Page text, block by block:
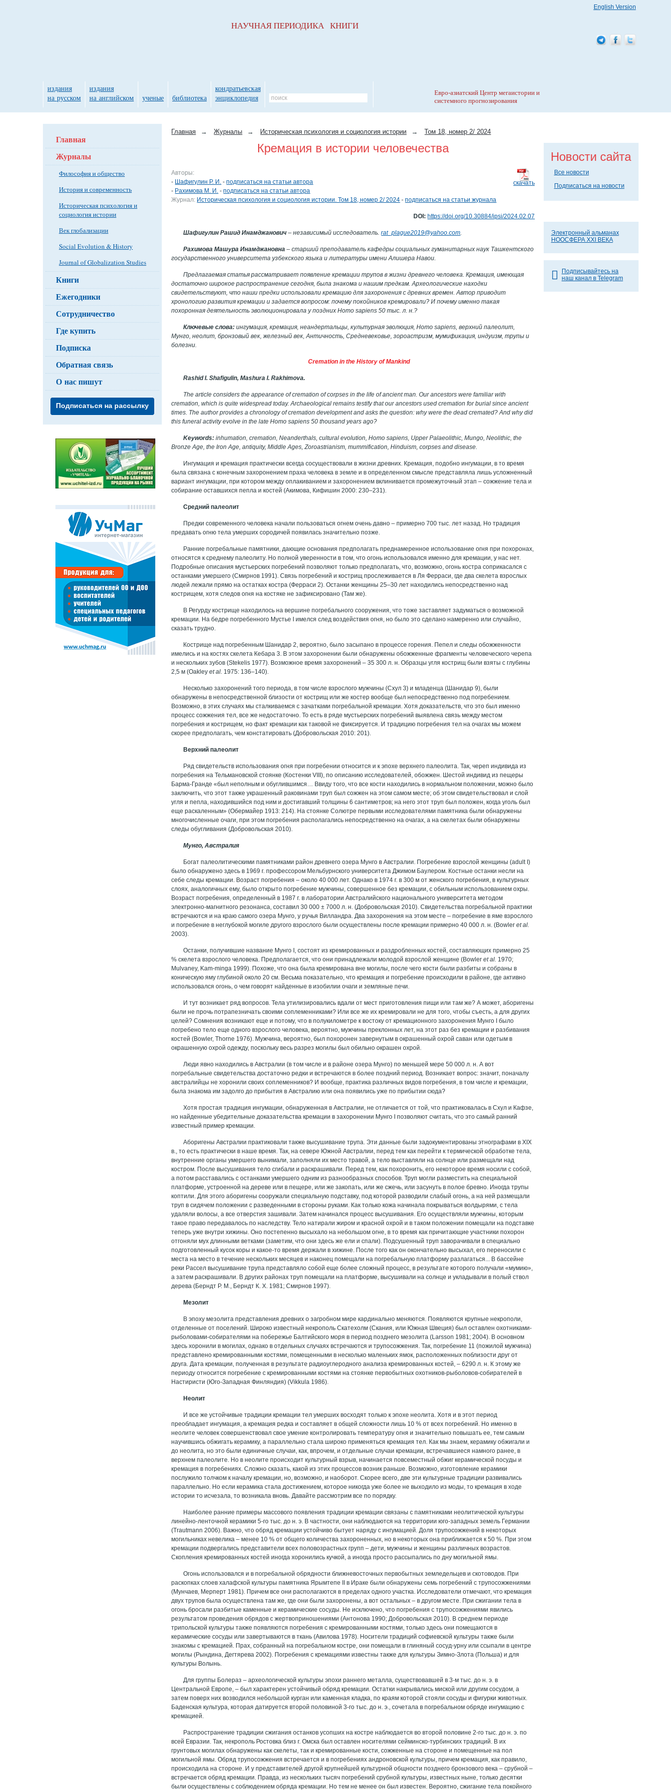
Главная → Журналы → Историческая психология и социология истории → Том 18, номер 2/ 2024
Кремация в истории человечества
скачать
Авторы:
- Шафигулин Р. И. -подписаться на статьи автора
- Рахимова М. И. -подписаться на статьи автора
Журнал: Историческая психология и социология истории. Том 18, номер 2/ 2024 -подписаться на статьи журнала
DOI: https://doi.org/10.30884/ipsi/2024.02.07
Шафигулин Рашид Инамджанович – независимый исследователь.rat_plague2019@yahoo.com.
Рахимова Машура Инамджановна – старший преподаватель кафедры социальных гуманитарных наук Ташкентского
государственного университета узбекского языка и литературы имени Алишера Навои.
Предлагаемая статья рассматривает появление кремации трупов в жизни древнего человека. Кремация, имеющая
достаточно широкое распространение сегодня, была знакома и нашим предкам. Археологические находки
свидетельствуют, что наши предки использовали кремацию для захоронения с древних времен. Автор приводит
хронологию развития кремации и задается вопросом: почему покойников кремировали? И почему именно такая
похоронная деятельность эволюционировала у позднихHomo sapiens 50 тыс. л. н.?
Ключевые слова: ингумация, кремация, неандертальцы, культурная эволюция,Homo sapiens, верхний палеолит,
Мунго, неолит, бронзовый век, железный век, Античность, Средневековье, зороастризм, мумификация, индуизм, трупы и
болезни.
Cremation in the History of Mankind
Rashid I. Shafigulin,Mashura I. Rakhimova.
The article considers the appearance of cremation of corpses in the life of ancient man. Our ancestors were familiar with
cremation, which is quite widespread today. Archaeological remains testify that our ancestors used cremation for burial since ancient
times. The author provides a chronology of cremation development and asks the question: why were the dead cremated? And why did
this funeral activity evolve in the late Homo sapiens 50 thousand years ago?
Keywords: inhumation, cremation, Neanderthals, cultural evolution, Homo sapiens, Upper Palaeolithic, Mungo, Neolithic, the
Bronze Age, the Iron Age, antiquity, Middle Ages, Zoroastrianism, mummification, Hinduism, corpses and disease.
Ингумация и кремация практически всегда сосуществовали в жизни древних. Кремация, подобно ингумации, в то время
была связана с конечным захоронением праха человека в земле и в определенном смысле представляла лишь усложненный
вариант ингумации, при котором между оплакиванием и захоронением вклинивается промежуточный этап – сожжение тела и
собирание оставшихся пепла и костей (Акимова, Кифишин 2000: 230–231).
Средний палеолит
Предки современного человека начали пользоваться огнем очень давно – примерно 700 тыс. лет назад. Но традиция
предавать огню тела умерших сородичей появилась значительно позже.
Ранние погребальные памятники, дающие основания предполагать преднамеренное использование огня при похоронах,
относятся к среднему палеолиту. Но полной уверенности в том, что огонь использовался именно для кремации, у нас нет.
Подробные описания мустьерских погребений позволяют только предполагать, что, возможно, огонь костра соприкасался с
останками умершего (Смирнов 1991). Связь погребений и кострищ прослеживается в Ля Ферраси, где два скелета взрослых
людей лежали прямо на остатках костра (Ферраси 2). Останки женщины 25–30 лет находились непосредственно над
кострищем, хотя следов огня на костяке не зафиксировано (Там же).
В Регурду кострище находилось на вершине погребального сооружения, что тоже заставляет задуматься о возможной
кремации. На бедре погребенного Мустье I имелся след воздействия огня, но было это сделано намеренно или случайно,
сказать трудно.
Кострище над погребенным Шанидар 2, вероятно, было засыпано в процессе горения. Пепел и следы обожженности
имелись и на костях скелета Кебара 3. В этом захоронении были обнаружены обожженные фрагменты человеческого черепа
и нескольких зубов (Stekelis 1977). Возможное время захоронений – 35 300 л. н. Образцы угля кострищ были взяты с глубины
2,5 м (Oakleyet al. 1975: 136–140).
Несколько захоронений того периода, в том числе взрослого мужчины (Схул 3) и младенца (Шанидар 9), были
обнаружены в непосредственной близости от кострищ или же костер вообще был непосредственно под погребением.
Возможно, в этих случаях мы сталкиваемся с зачатками погребальной кремации. Хотя доказательств, что это был именно
процесс сожжения тел, все же недостаточно. То есть в ряде мустьерских погребений выявлена связь между местом
погребения и кострищем, но факт кремации как таковой не фиксируется. И традицию погребения тел на очагах мы можем
скорее предполагать, чем констатировать (Добровольская 2010: 201).
Верхний палеолит
Ряд свидетельств использования огня при погребении относится и к эпохе верхнего палеолита. Так, череп индивида из
погребения на Тельмановской стоянке (Костенки VIII), по описанию исследователей, обожжен. Шестой индивид из пещеры
Барма-Гранде «был неполным и обуглившимся… Ввиду того, что все кости находились в нормальном положении, можно было
заключить, что этот также украшенный раковинами труп был сожжен на этом самом месте; об этом свидетельствовал и слой
угля и пепла, находившийся под ним и достигавший толщины 6 сантиметров; на него этот труп был положен, когда уголь был
еще раскаленным» (Обермайер 1913: 214). На стоянке Солютре первыми исследователями памятника были обнаружены
многочисленные очаги, при этом погребения располагались непосредственно на очагах, а на скелетах были обнаружены
следы обугливания (Добровольская 2010).
Мунго, Австралия
Богат палеолитическими памятниками район древнего озера Мунго в Австралии. Погребение взрослой женщины (аdult I)
было обнаружено здесь в 1969 г. профессором Мельбурнского университета Джимом Баулером. Костные останки несли на
себе следы кремации. Возраст погребения – около 40 000 лет. Однако в 1974 г. в 300 м от женского погребения, в культурных
слоях, аналогичных ему, было открыто погребение мужчины, совершенное без кремации, с обильным использованием охры.
Возраст погребения, определенный в 1987 г. в лаборатории Австралийского национального университета методом
электронно-магнитного резонанса, составил 30 000 ± 7000 л. н. (Добровольская 2010). Свидетельства погребальной практики
встречаются и на краю самого озера Мунго, у ручья Вилландра. Два захоронения на этом месте – погребение в яме взрослого
и погребение в неглубокой могиле другого взрослого были осуществлены после кремации примерно 40 000 л. н. (Bowleret al.
2003).
Останки, получившие название Мунго I, состоят из кремированных и раздробленных костей, составляющих примерно 25
% скелета взрослого человека. Предполагается, что они принадлежали молодой взрослой женщине (Bowleret al. 1970;
Mulvaney, Kam-minga 1999). Похоже, что она была кремирована вне могилы, после чего кости были разбиты и собраны в
коническую яму глубиной около 20 см. Весьма показательно, что кремация и погребение происходили в районе, где активно
использовался огонь, о чем говорят найденные в изобилии очаги и земляные печи.
И тут возникает ряд вопросов. Тела утилизировались вдали от мест приготовления пищи или там же? А может, аборигены
были не прочь потрапезничать своими соплеменниками? Или все же их кремировали не для того, чтобы съесть, а для других
целей? Сомнения возникают еще и потому, что в полукилометре к востоку от кремационного захоронения Мунго I было
погребено тело еще одного взрослого человека, вероятно, мужчины преклонных лет, на этот раз без кремации и разбивания
костей (Bowler, Thorne 1976). Мужчина, вероятно, был похоронен завернутым в окрашенный охрой саван или одетым в
окрашенную охрой одежду, поскольку весь разрез могилы был обильно окрашен охрой.
Люди явно находились в Австралии (в том числе и в районе озера Мунго) по меньшей мере 50 000 л. н. А вот
погребальные свидетельства достаточно редки и встречаются в более поздний период. Возникает вопрос: значит, поначалу
австралийцы не хоронили своих соплеменников? И вообще, практика различных видов погребения, в том числе и кремации,
была знакома им задолго до прибытия в Австралию или она появились уже по прибытии сюда?
Хотя простая традиция ингумации, обнаруженная в Австралии, не отличается от той, что практиковалась в Схул и Кафзе,
но найденные убедительные доказательства кремации в захоронении Мунго I позволяют считать, что это самый ранний
известный пример кремации.
Аборигены Австралии практиковали также высушивание трупа. Эти данные были задокументированы этнографами в XIX
в., то есть практически в наше время. Так, на севере Южной Австралии, перед тем как перейти к термической обработке тела,
внутренние органы умершего вынимали, заполняли их место травой, а тело выставляли на солнце или размещали над
костром. После высушивания тело сгибали и раскрашивали. Перед тем, как похоронить, его некоторое время носили с собой,
а потом расставались с останками умершего одним из разнообразных способов. Труп могли разместить на специальной
платформе, устроенной на дереве или в пещере, или же закопать, или же сжечь, или засунуть в полое бревно. Иногда трупы
коптили. Для этого аборигены сооружали специальную подставку, под которой разводили слабый огонь, а на ней размещали
труп в сидячем положении с разведенными в стороны руками. Как только кожа начинала покрываться волдырями, с тела
удаляли волосы, а все отверстия зашивали. Затем начинался процесс высушивания. Его осуществляли мужчины, которым
такое право передавалось по наследству. Тело натирали жиром и красной охрой и в таком положении помещали на подставке
теперь уже внутри хижины. Оно постепенно высыхало на небольшом огне, в то время как причитающие участники похорон
отгоняли мух длинными ветками (заметим, что они здесь же ели и спали). Подсушенный труп заворачивали в специально
подготовленный кусок коры и какое-то время держали в хижине. После того как он окончательно высыхал, его переносили с
места на место в течение нескольких месяцев и наконец помещали на погребальную платформу разлагаться... В бассейне
реки Рассел высушивание трупа представляло собой еще более сложный процесс, в результате которого получали «мумию»,
а затем раскрашивали. В других районах труп помещали на платформе, высушивали на солнце и укладывали в полый ствол
дерева (Берндт Р. М., Берндт К. Х. 1981; Смирнов 1997).
Мезолит
В эпоху мезолита представления древних о загробном мире кардинально меняются. Появляются крупные некрополи,
отделенные от поселений. Широко известный некрополь Скатехолм (Скания, или Южная Швеция) был оставлен охотниками-
рыболовами-собирателями на побережье Балтийского моря в период позднего мезолита (Larsson 1981; 2004). В основном
здесь хоронили в могилах, однако в отдельных случаях встречаются и трупосожжения. Так, погребение 11 (пожилой мужчина)
представлено кремированными костями, помещенными в несколько маленьких ямок, расположенных поблизости друг от
друга. Дата кремации, полученная в результате радиоуглеродного анализа кремированных костей, – 6290 л. н. К этому же
периоду относится погребение с кремированными костями на стоянке первобытных охотников-рыболовов-собирателей в
Настиристи (Юго-Западная Финляндия) (Vikkula 1986).
Неолит
И все же устойчивые традиции кремации тел умерших восходят только к эпохе неолита. Хотя и в этот период
преобладает ингумация, а кремация редка и составляет в общей сложности лишь 10 % от всех погребений. Но именно в
неолите человек совершенствовал свое умение контролировать температуру огня и значительно повышать ее, тем самым
научившись обжигать керамику, а параллельно стала широко применяться кремация тел. Как мы знаем, керамику обжигали и
до неолита, но это были единичные случаи, как, впрочем, и отдельные случаи кремации, встречавшиеся намного ранее, в
верхнем палеолите. Но в неолите происходит культурный взрыв, начинается повсеместный обжиг керамической посуды и
кремация в погребениях. Сложно сказать, какой из этих процессов возник раньше. Возможно, изготовление керамики
послужило толчком к началу кремации, но, возможно, и наоборот. Скорее всего, две эти культурные традиции развивались
параллельно. Но если керамика стала достижением, которое никогда уже более не выходило из моды, то кремация в ходе
истории то исчезала, то возникала вновь. Давайте рассмотрим все по порядку.
Наиболее ранние примеры массового появления традиции кремации связаны с памятниками неолитической культуры
линейно-ленточной керамики 5-го тыс. до н. э. В частности, они наблюдаются на территории юго-западных земель Германии
(Trautmann 2006). Важно, что обряд кремации устойчиво бытует наряду с ингумацией. Доля трупосожжений в некоторых
могильниках невелика – менее 10 % от общего количества захороненных, но в некоторых она приближается к 50 %. При этом
кремации подвергались представители всех половозрастных групп – дети, мужчины и женщины различных возрастов.
Скопления кремированных костей иногда хоронились кучкой, а иногда просто рассыпались по дну могильной ямы.
Огонь использовался и в погребальной обрядности ближневосточных первобытных земледельцев и скотоводов. При
раскопках слоев халафской культуры памятника Ярымтепе II в Ираке были обнаружены семь погребений с трупосожжениями
(Мунчаев, Мерперт 1981). Причем все они располагаются в пределах одного участка. Исследователи отмечают, что кремация
двух трупов была осуществлена там же, где они были захоронены, а вот остальных – в другом месте. При сжигании тела в
огонь бросали разбитые каменные и керамические сосуды. Не исключено, что погребения с трупосожжениями явились
результатом проведения обрядов с жертвоприношениями (Антонова 1990; Добровольская 2010). В среднем периоде
трипольской культуры также появляются погребения с кремированными костями, только здесь они помещаются в
керамические сосуды или завертываются в ткань (Авилова 1978). Носители традиций софиевской культуры также были
знакомы с кремацией. Прах, собранный на погребальном костре, они помещали в глиняный сосуд-урну или ссыпали в центре
могилы (Рындина, Дегтярева 2002). Погребения с кремациями известны также для культуры Зимно-Злота (Польша) и для
культуры Волынь.
Для группы Болераз – археологической культуры эпохи раннего металла, существовавшей в 3-м тыс. до н. э. в
Центральной Европе, – был характерен устойчивый обряд кремации. Остатки накрывались миской или другим сосудом, а
затем поверх них возводился небольшой курган или каменная кладка, по краям которой стояли сосуды и фигурки животных.
Баденская культура, которая датируется второй половиной 3-го тыс. до н. э., сочетала в погребальном обряде ингумацию с
кремацией.
Распространение традиции сжигания останков усопших на костре наблюдается во второй половине 2-го тыс. до н. э. по
всей Евразии. Так, некрополь Ростовка близ г. Омска был оставлен носителями сейминско-турбинских традиций. В их
грунтовых могилах обнаружены как скелеты, так и кремированные кости, сожженные на стороне и помещенные на пол
могильной ямы. Обряд трупосожжения встречается и в погребениях андроновской культуры, причем кремация, как правило,
происходила на стороне. И у представителей другой крупнейшей культурной общности позднего бронзового века – срубной –
встречается обряд кремации. Правда, из нескольких тысяч погребений срубной культуры, известных ныне, только десятки
были осуществлены с соблюдением обряда кремации. Но тем не менее он был известен. Вероятно, сжигание тела покойного
Главная
Журналы
Философия и общество
История и современность
Историческая психология и
социология истории
Век глобализации
Social Evolution & History
Journal of Globalization Studies
Книги
Ежегодники
Сотрудничество
Где купить
Подписка
Обратная связь
О нас пишут
Подписаться на рассылку
Новости сайта
Все новости
Подписаться на новости
Электронный альманах
НООСФЕРА XXI ВЕКА
Подписывайтесь на
наш канал в Telegram
НАУЧНАЯ ПЕРИОДИКА КНИГИ
издания
на русском
издания
на английском
ученые библиотека
кондратьевская
энциклопедия
Евро-азиатский Центр мегаистории и
системного прогнозирования
English Version